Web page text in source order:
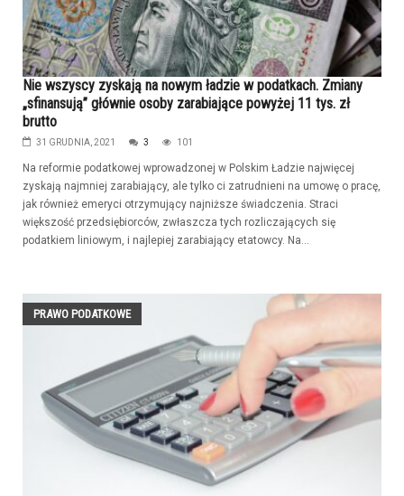
Nie wszyscy zyskają na nowym ładzie w podatkach. Zmiany
„sfinansują” głównie osoby zarabiające powyżej 11 tys. zł
brutto
31 GRUDNIA, 2021 3 101
Na reformie podatkowej wprowadzonej w Polskim Ładzie najwięcej
zyskają najmniej zarabiający, ale tylko ci zatrudnieni na umowę o pracę,
jak również emeryci otrzymujący najniższe świadczenia. Straci
większość przedsiębiorców, zwłaszcza tych rozliczających się
podatkiem liniowym, i najlepiej zarabiający etatowcy. Na...
PRAWO PODATKOWE